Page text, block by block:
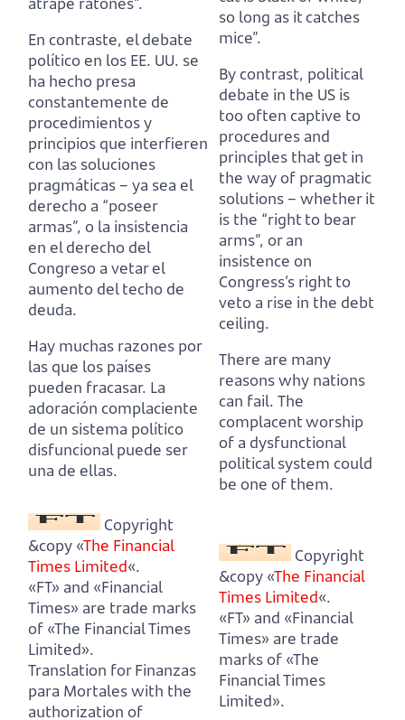
En contraste, el debate
político en los EE. UU. se
ha hecho presa
constantemente de
procedimientos y
principios que interfieren
con las soluciones
pragmáticas – ya sea el
derecho a “poseer
armas”, o la insistencia
en el derecho del
Congreso a vetar el
aumento del techo de
deuda.
Hay muchas razones por
las que los países
pueden fracasar. La
adoración complaciente
de un sistema político
disfuncional puede ser
una de ellas.
so long as it catches
mice”.
By contrast, political
debate in the US is
too often captive to
procedures and
principles that get in
the way of pragmatic
solutions – whether it
is the “right to bear
arms”, or an
insistence on
Congress’s right to
veto a rise in the debt
ceiling.
There are many
reasons why nations
can fail. The
complacent worship
of a dysfunctional
political system could
be one of them.
Copyright
&copy «The Financial
Times Limited«.
«FT» and «Financial
Times» are trade marks
of «The Financial Times
Limited».
Translation for Finanzas
para Mortales with the
authorization of
Copyright
&copy «The Financial
Times Limited«.
«FT» and «Financial
Times» are trade
marks of «The
Financial Times
Limited».